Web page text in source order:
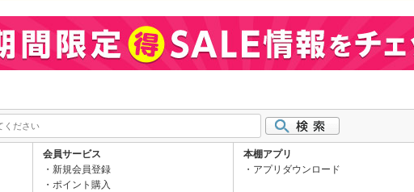
会員サービス
新規会員登録
ポイント購入
本棚アプリ
アプリダウンロード